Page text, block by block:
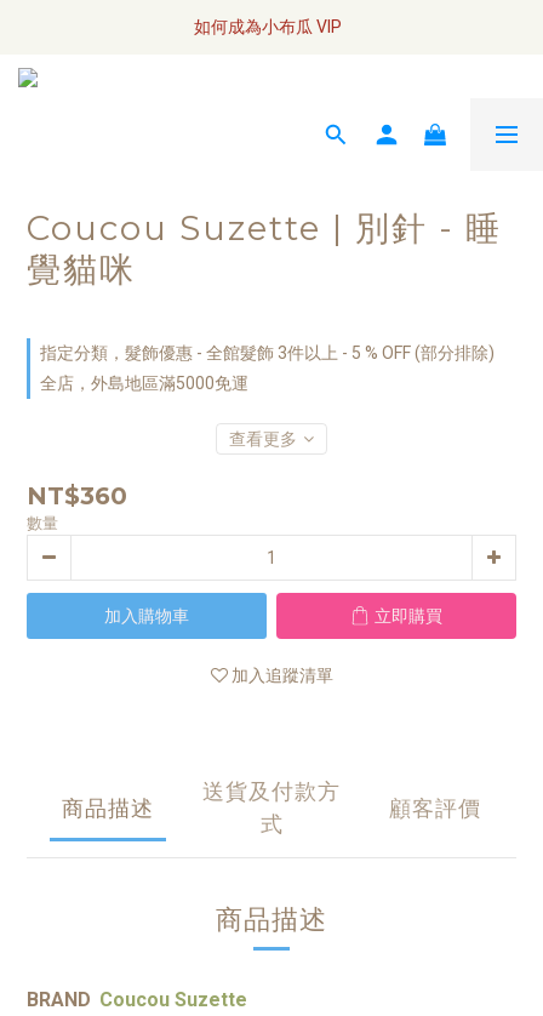
全網訂單將於7/4 開始配送
如何成為小布瓜 VIP
Coucou Suzette | 別針 - 睡
覺貓咪
指定分類，髮飾優惠 - 全館髮飾 3件以上 - 5 % OFF (部分排除)
全店，外島地區滿5000免運
查看更多
NT$360
數量
加入購物車 立即購買
加入追蹤清單
商品描述
送貨及付款方
式
顧客評價
商品描述
BRAND Coucou Suzette